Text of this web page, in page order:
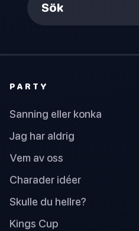
Sök
PARTY
Sanning eller konka
Jag har aldrig
Vem av oss
Charader idéer
Skulle du hellre?
Kings Cup